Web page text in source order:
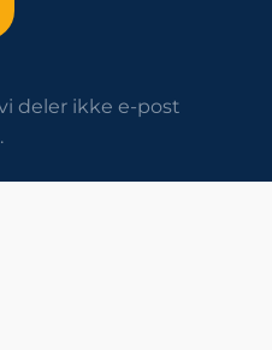
deler ikke e-post